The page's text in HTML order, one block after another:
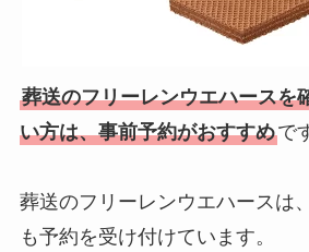
葬送のフリーレンウエハースを
い方は、事前予約がおすすめで
葬送のフリーレンウエハースは
も予約を受け付けています。